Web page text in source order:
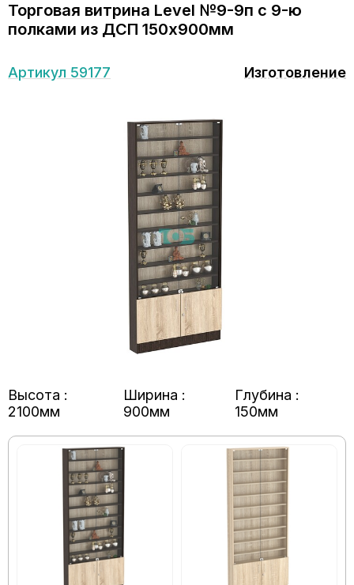
Торговая витрина Level №9-9п с 9-ю
полками из ДСП 150х900мм
Артикул 59177 Изготовление
Высота :
2100мм
Ширина :
900мм
Глубина :
150мм